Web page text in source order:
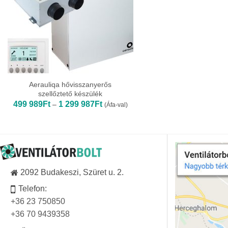
Aerauliqa hővisszanyerős
szellőztető készülék
499 989Ft – 1 299 987FtÁrtartomány:
499
987Ft
(Áfa-val)
2092 Budakeszi, Szüret u. 2.
Telefon:
+36 23 750850
+36 70 9439358